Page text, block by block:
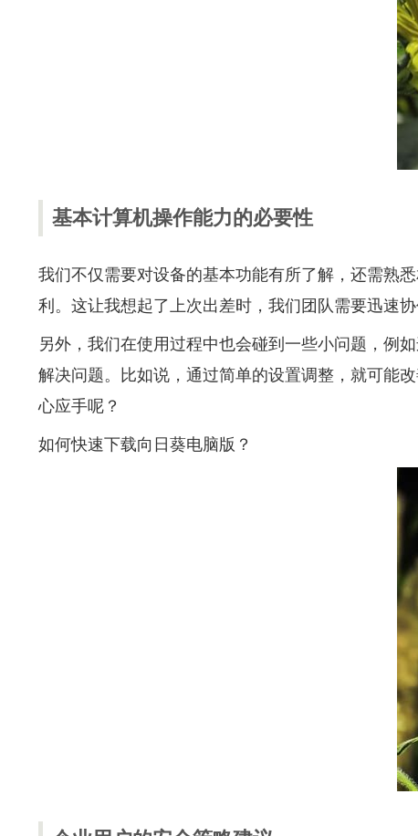
基本计算机操作能力的必要性
我们不仅需要对设备的基本功能有所了解，还需熟
利。这让我想起了上次出差时，我们团队需要迅速
另外，我们在使用过程中也会碰到一些小问题，例
解决问题。比如说，通过简单的设置调整，就可能
心应手呢？
如何快速下载向日葵电脑版？